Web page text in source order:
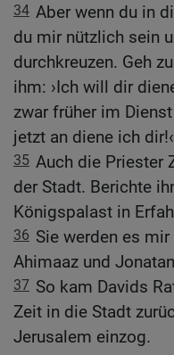
34 Aber wenn du in
du mir nützlich sein
durchkreuzen. Geh
ihm: ›Ich will dir
zwar früher im
jetzt an diene ich dir!‹
35 Auch die Priester
der Stadt. Berichte
Königspalast in
36 Sie werden es
Ahimaaz und
37 So kam Davids
Zeit in die Stadt
Jerusalem einzog.